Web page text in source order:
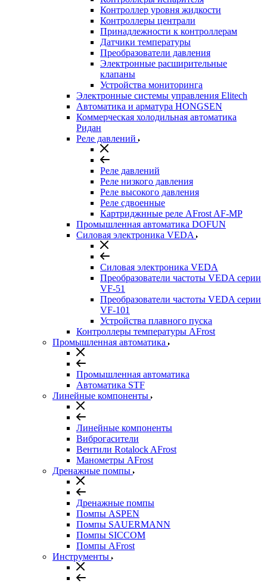
Контроллер уровня жидкости
Контроллеры централи
Принадлежности к контроллерам
Датчики температуры
Преобразователи давления
Электронные расширительные
клапаны
Устройства мониторинга
Электронные системы управления Elitech
Автоматика и арматура HONGSEN
Коммерческая холодильная автоматика
Ридан
Реле давлений
Реле давлений
Реле низкого давления
Реле высокого давления
Реле сдвоенные
Картриджнные реле AFrost AF-MP
Промышленная автоматика DOFUN
Силовая электроника VEDA
Силовая электроника VEDA
Преобразователи частоты VEDA серии
VF-51
Преобразователи частоты VEDA серии
VF-101
Устройства плавного пуска
Контроллеры температуры AFrost
Промышленная автоматика
Промышленная автоматика
Автоматика STF
Линейные компоненты
Линейные компоненты
Виброгасители
Вентили Rotalock AFrost
Манометры AFrost
Дренажные помпы
Дренажные помпы
Помпы ASPEN
Помпы SAUERMANN
Помпы SICCOM
Помпы AFrost
Инструменты